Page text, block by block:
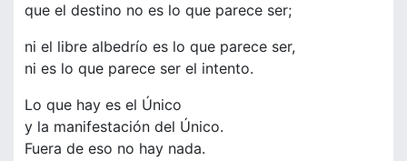
que el destino no es lo que parece ser;
ni el libre albedrío es lo que parece ser,
ni es lo que parece ser el intento.
Lo que hay es el Único
y la manifestación del Único.
Fuera de eso no hay nada.